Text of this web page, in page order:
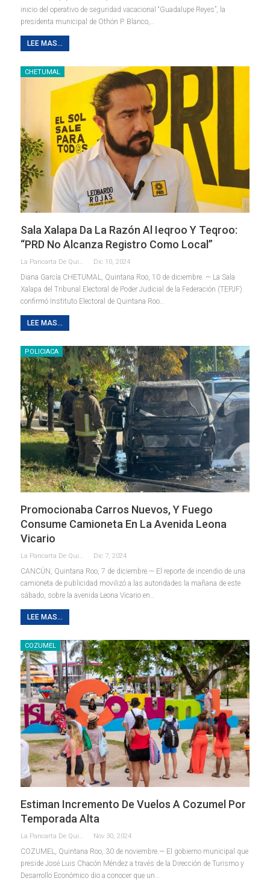
inicio del operativo de seguridad vacacional “Guadalupe Reyes”, la
presidenta municipal de Othón P. Blanco,…
LEE MAS...
CHETUMAL
Sala Xalapa Da La Razón Al Ieqroo Y Teqroo:
“PRD No Alcanza Registro Como Local”
La Pancarta De Quintana Roo Dic 10, 2024
Diana García CHETUMAL, Quintana Roo, 10 de diciembre. — La Sala
Xalapa del Tribunal Electoral de Poder Judicial de la Federación (TEPJF)
confirmó Instituto Electoral de Quintana Roo…
LEE MAS...
POLICIACA
Promocionaba Carros Nuevos, Y Fuego
Consume Camioneta En La Avenida Leona
Vicario
La Pancarta De Quintana Roo Dic 7, 2024
CANCÚN, Quintana Roo, 7 de diciembre.— El reporte de incendio de una
camioneta de publicidad movilizó a las autoridades la mañana de este
sábado, sobre la avenida Leona Vicario en…
LEE MAS...
COZUMEL
Estiman Incremento De Vuelos A Cozumel Por
Temporada Alta
Nov 30, 2024
COZUMEL, Quintana Roo, 30 de noviembre.— El gobierno municipal que
preside José Luis Chacón Méndez a través de la Dirección de Turismo y
Desarrollo Económico dio a conocer que un